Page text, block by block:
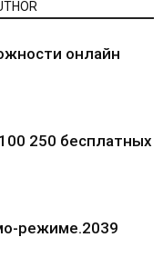
онлайн
250 бесплатных
режиме.2039